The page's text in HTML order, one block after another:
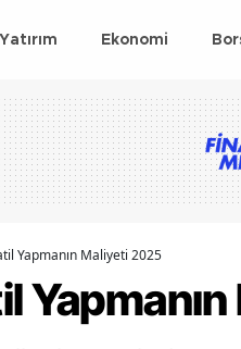
Yatırım Ekonomi
Yapmanın Maliyeti 2025